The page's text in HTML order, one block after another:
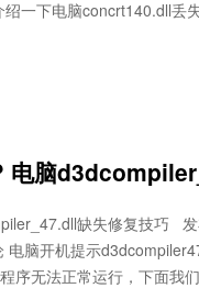
一下电脑concrt140.dll丢
脑
缺失修复技巧
脑开机提示
序无法正常运行，下面我